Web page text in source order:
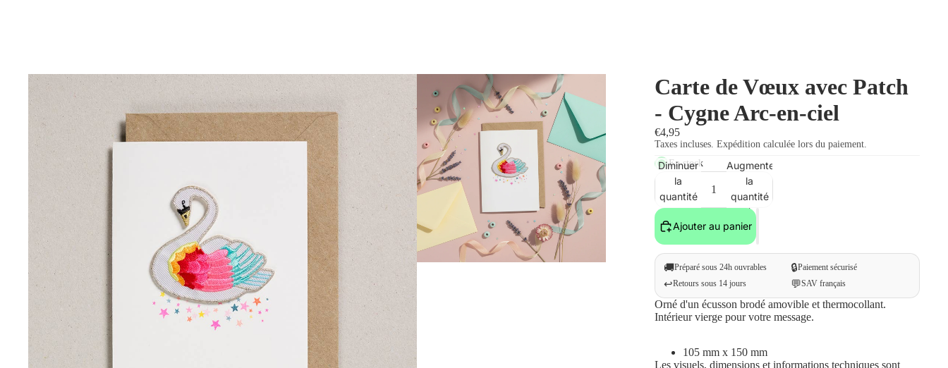
Carte de Vœux avec Patch
- Cygne Arc-en-ciel
€4,95
Taxes incluses. Expédition calculée lors du paiement.
En stock
Diminuer
la
quantité
Augmenter
la
quantité
Ajouter au panier
🚚Préparé sous 24h ouvrables 🔒Paiement sécurisé
↩️Retours sous 14 jours 💬SAV français
Orné d'un écusson brodé amovible et thermocollant.
Intérieur vierge pour votre message.
105 mm x 150 mm
Les visuels, dimensions et informations techniques sont